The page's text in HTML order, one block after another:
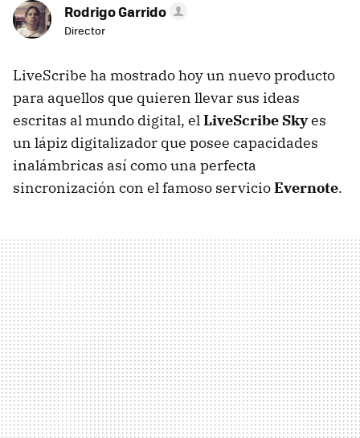
Rodrigo Garrido
Director
LiveScribe ha mostrado hoy un nuevo producto
para aquellos que quieren llevar sus ideas
escritas al mundo digital, elLiveScribe Skyes
un lápiz digitalizador que posee capacidades
inalámbricas así como una perfecta
sincronización con el famoso servicioEvernote.